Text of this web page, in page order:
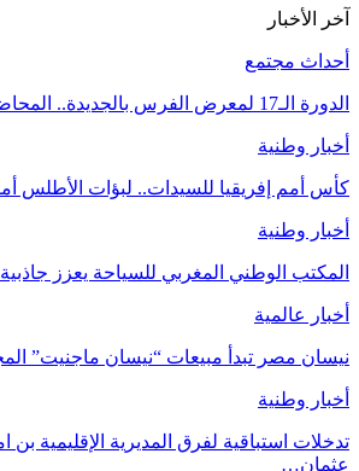
آخر الأخبار
أحداث مجتمع
الدورة الـ17 لمعرض الفرس بالجديدة.. المحاضرات العلمية…
أخبار وطنية
كأس أمم إفريقيا للسيدات.. لبؤات الأطلس
أخبار وطنية
المكتب الوطني المغربي للسياحة يعزز
أخبار عالمية
نيسان مصر تبدأ مبيعات “نيسان ماجنيت”
أخبار وطنية
تدخلات استباقية لفرق المديرية الإقليمية
عثمان…